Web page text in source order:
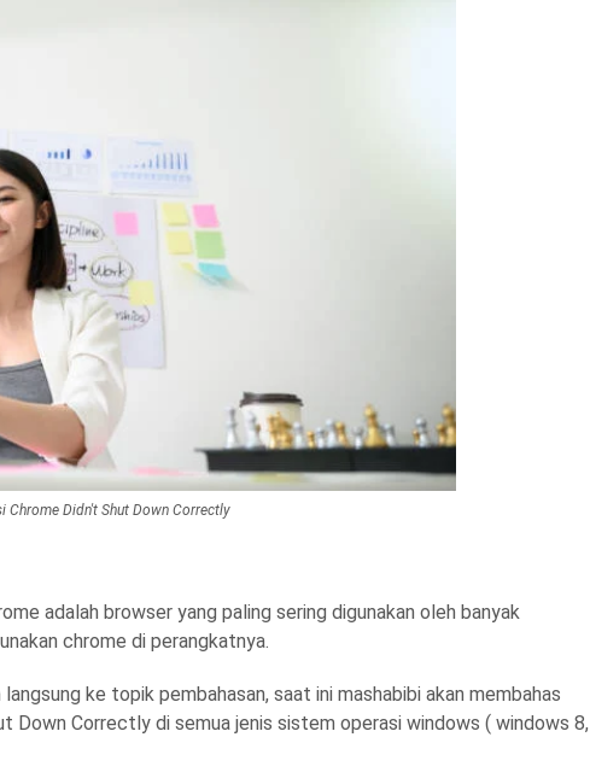
Chrome Didn't Shut Down Correctly
adalah browser yang paling sering digunakan oleh banyak
chrome di perangkatnya.
ke topik pembahasan, saat ini mashabibi akan membahas
Down Correctly di semua jenis sistem operasi windows ( windows 8,